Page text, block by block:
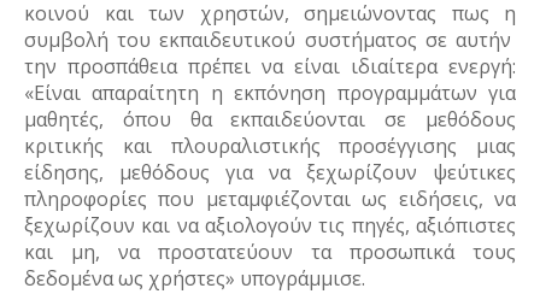
κοινού και των χρηστών, σημειώνοντας πως η
συμβολή του εκπαιδευτικού συστήματος σε αυτήν
την προσπάθεια πρέπει να είναι ιδιαίτερα ενεργή:
«Είναι απαραίτητη η εκπόνηση προγραμμάτων για
μαθητές, όπου θα εκπαιδεύονται σε μεθόδους
κριτικής και πλουραλιστικής προσέγγισης μιας
είδησης, μεθόδους για να ξεχωρίζουν ψεύτικες
πληροφορίες που μεταμφιέζονται ως ειδήσεις, να
ξεχωρίζουν και να αξιολογούν τις πηγές, αξιόπιστες
και μη, να προστατεύουν τα προσωπικά τους
δεδομένα ως χρήστες» υπογράμμισε.